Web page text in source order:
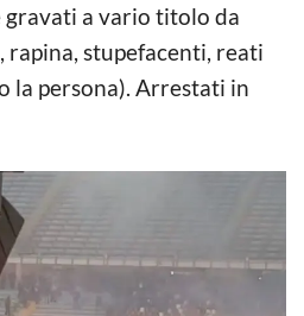
gravati a vario titolo da
rapina, stupefacenti, reati
la persona). Arrestati in